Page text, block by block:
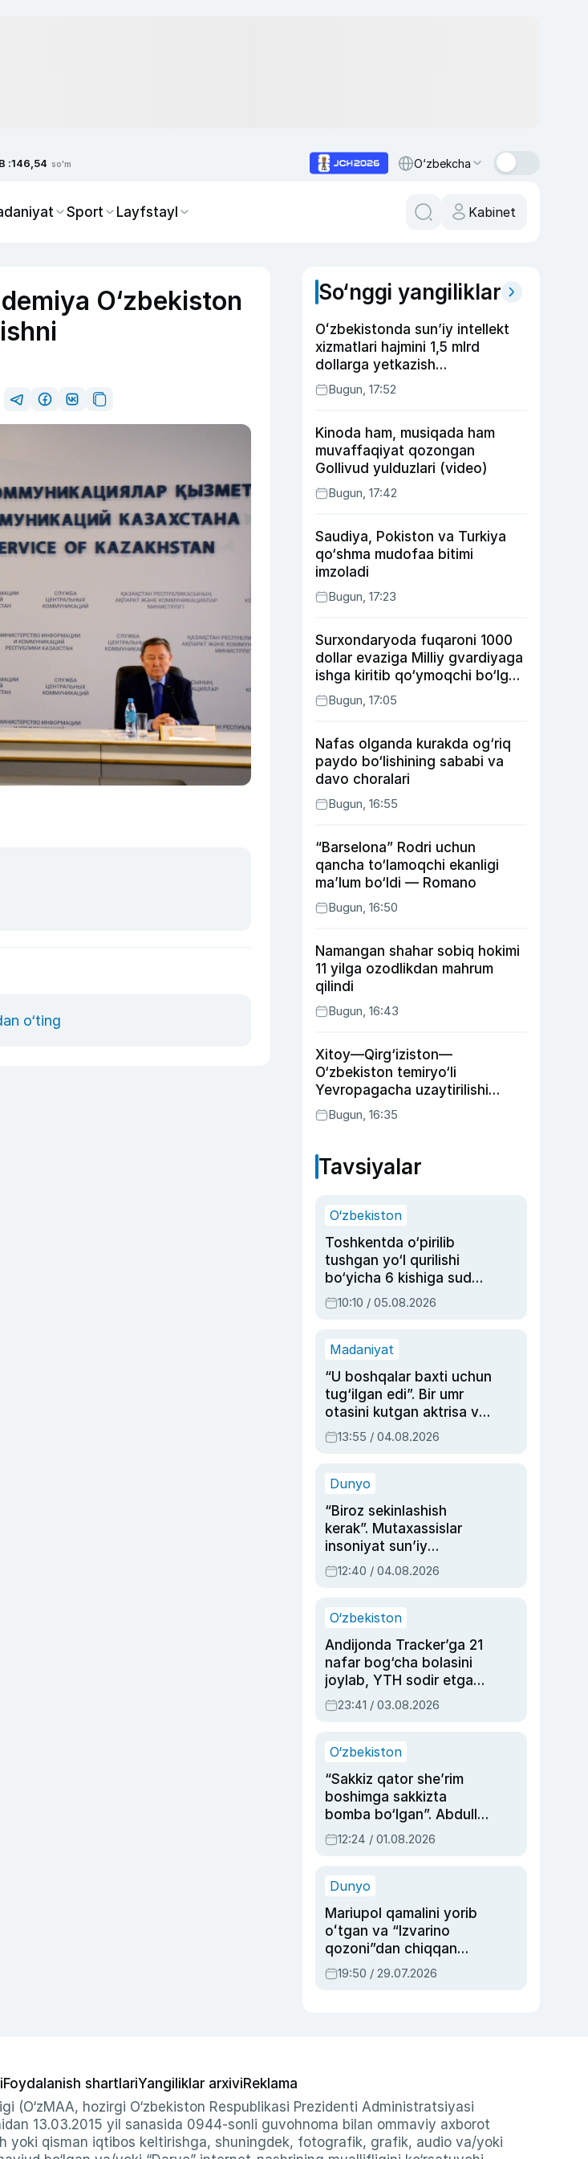
:146,54 so'm O‘zbekcha
Sport Layfstayl Kabinet
O‘zbekiston
o‘ting
So‘nggi yangiliklar
Oʻzbekistonda sunʼiy intellekt
xizmatlari hajmini 1,5 mlrd
dollarga yetkazish
rejalashtirilmoqda
Bugun, 17:52
Kinoda ham, musiqada ham
muvaffaqiyat qozongan
Gollivud yulduzlari (video)
Bugun, 17:42
Saudiya, Pokiston va Turkiya
qo‘shma mudofaa bitimi
imzoladi
Bugun, 17:23
Surxondaryoda fuqaroni 1000
dollar evaziga Milliy gvardiyaga
ishga kiritib qo‘ymoqchi bo‘lgan
shaxs ushlandi
Bugun, 17:05
Nafas olganda kurakda og‘riq
paydo bo‘lishining sababi va
davo choralari
Bugun, 16:55
“Barselona” Rodri uchun
qancha to‘lamoqchi ekanligi
ma’lum bo‘ldi — Romano
Bugun, 16:50
Namangan shahar sobiq hokimi
11 yilga ozodlikdan mahrum
qilindi
Bugun, 16:43
Xitoy—Qirg‘iziston—
O‘zbekiston temiryo‘li
Yevropagacha uzaytirilishi
mumkin
Bugun, 16:35
Tavsiyalar
O‘zbekiston
Toshkentda o‘pirilib
tushgan yo‘l qurilishi
bo‘yicha 6 kishiga sud
hukmi o‘qildi
10:10 / 05.08.2026
Madaniyat
“U boshqalar baxti uchun
tug‘ilgan edi”. Bir umr
otasini kutgan aktrisa va
dublyaj ustasi Rimma
Ahmedovaning
13:55 / 04.08.2026
Dunyo
“Biroz sekinlashish
kerak”. Mutaxassislar
insoniyat sun’iy
intellektni boshqara
olmay qolishidan xavotir
12:40 / 04.08.2026
O‘zbekiston
Andijonda Tracker’ga 21
nafar bog‘cha bolasini
joylab, YTH sodir etgan
ayolga sud hukmi o‘qildi
23:41 / 03.08.2026
O‘zbekiston
“Sakkiz qator she’rim
boshimga sakkizta
bomba bo‘lgan”. Abdulla
Oripovni siyosiy
ayblovlardan asrab
12:24 / 01.08.2026
Dunyo
Mariupol qamalini yorib
oʻtgan va “Izvarino
qozoni”dan chiqqan
qahramon — Ukraina
armiyasi bosh
19:50 / 29.07.2026
Foydalanish shartlariYangiliklar arxiviReklama
hozirgi O‘zbekiston Respublikasi Prezidenti Administratsiyasi
13.03.2015 yil sanasida 0944-sonli guvohnoma bilan ommaviy axborot
yoki qisman iqtibos keltirishga, shuningdek, fotografik, grafik, audio va/yoki